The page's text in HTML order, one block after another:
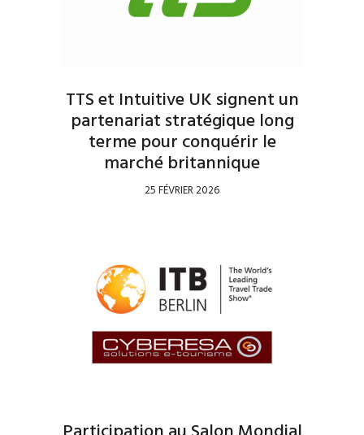
TTS et Intuitive UK signent un
partenariat stratégique long
terme pour conquérir le
marché britannique
25 FÉVRIER 2026